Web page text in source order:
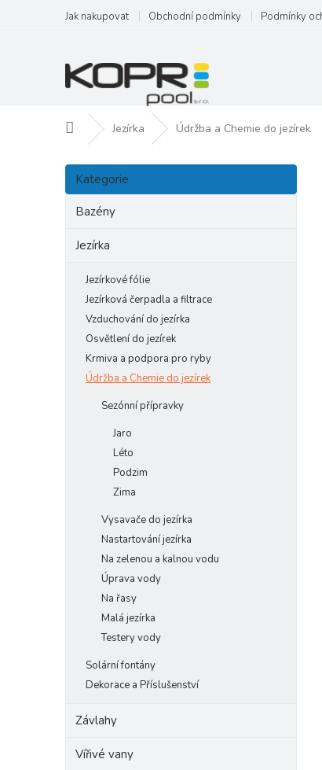
obsah
Jak nakupovat Obchodní podmínky Podmínky
Domů Jezírka Údržba a Chemie do jezírek
P
s
Přeskočit
kategorie
Kategorie
Bazény
Jezírka
Jezírkové fólie
Jezírková čerpadla a filtrace
Vzduchování do jezírka
Osvětlení do jezírek
Krmiva a podpora pro ryby
Údržba a Chemie do jezírek
Sezónní přípravky
Jaro
Léto
Podzim
Zima
Vysavače do jezírka
Nastartování jezírka
Na zelenou a kalnou vodu
Úprava vody
Na řasy
Malá jezírka
Testery vody
Solární fontány
Dekorace a Příslušenství
Závlahy
Vířivé vany